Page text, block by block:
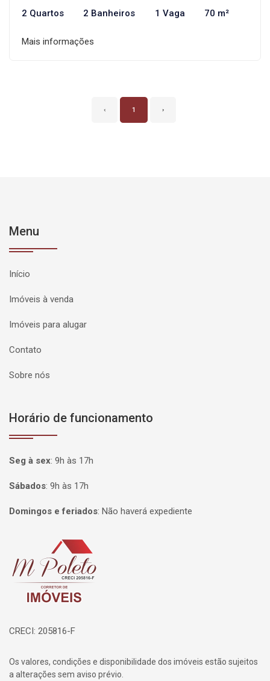
2 Quartos 2 Banheiros 1 Vaga 70 m²
Mais informações
‹ 1 ›
Menu
Início
Imóveis à venda
Imóveis para alugar
Contato
Sobre nós
Horário de funcionamento
Seg à sex: 9h às 17h
Sábados: 9h às 17h
Domingos e feriados: Não haverá expediente
Página inicial
CRECI: 205816-F
Os valores, condições e disponibilidade dos imóveis estão sujeitos
a alterações sem aviso prévio.